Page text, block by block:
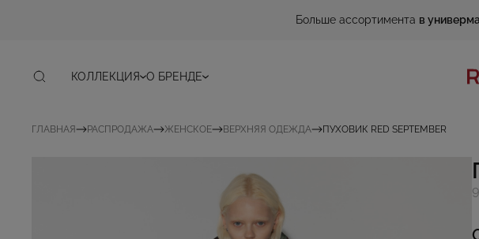
Больше ассортимента в
КОЛЛЕКЦИЯ О БРЕНДЕ
ГЛАВНАЯ РАСПРОДАЖА ЖЕНСКОЕ ВЕРХНЯЯ ОДЕЖДА ПУХОВИК RED SEPTEMBER